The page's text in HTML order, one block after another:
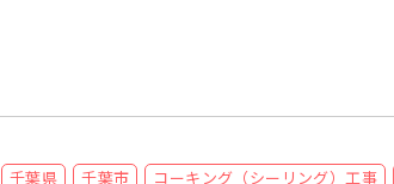
千葉県 千葉市 コーキング（シーリング）工事